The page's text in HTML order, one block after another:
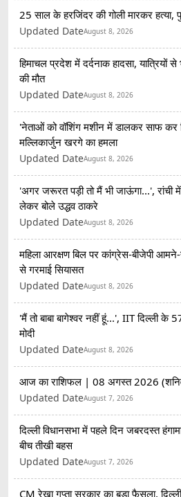
25 साल के हरजिंदर की गोली मारकर
Updated DateAugust 8, 2026
हिमाचल प्रदेश में दर्दनाक हादसा, यात्रियों
की मौत
Updated DateAugust 8, 2026
'नेताओं को वॉशिंग मशीन में डालकर साफ कर
मल्लिकार्जुन खरगे का हमला
Updated DateAugust 8, 2026
'अगर जरूरत पड़ी तो मैं भी जाऊंगा...', रांची
लेकर बोले उद्धव ठाकरे
Updated DateAugust 8, 2026
महिला आरक्षण बिल पर कांग्रेस-बीजेपी
से गरमाई सियासत
Updated DateAugust 8, 2026
'मैं तो बाबा बागेश्वर नहीं हूं...', IIT दिल्ली के
मोदी
Updated DateAugust 8, 2026
आज का राशिफल | 08 अगस्त 2026
Updated DateAugust 7, 2026
दिल्ली विधानसभा में पहले दिन जबरदस्त
बीच तीखी बहस
Updated DateAugust 7, 2026
CM रेखा गुप्ता सरकार का बड़ा फैसला,